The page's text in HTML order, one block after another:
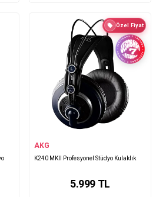
Özel Fiyat
AKG
K240 MKII Profesyonel Stüdyo Kulaklık
5.999 TL